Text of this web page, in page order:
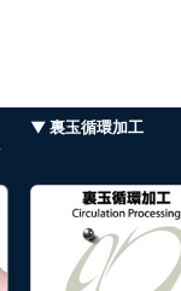
▼ 裏玉循環加工